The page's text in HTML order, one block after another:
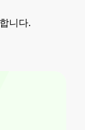
니다.